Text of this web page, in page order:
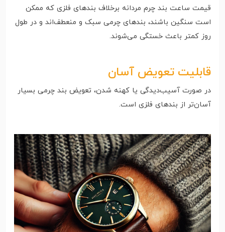
قیمت ساعت بند چرم مردانه برخلاف بندهای فلزی که ممکن
است سنگین باشند، بندهای چرمی سبک و منعطف‌اند و در طول
روز کمتر باعث خستگی می‌شوند.
قابلیت تعویض آسان
در صورت آسیب‌دیدگی یا کهنه شدن، تعویض بند چرمی بسیار
آسان‌تر از بندهای فلزی است.